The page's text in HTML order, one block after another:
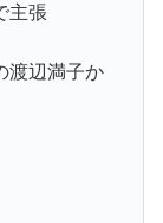
主張
渡辺満子か